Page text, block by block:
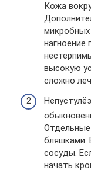
Кожа
микробных
нагноение
высокую
сложно
бляшками.
сосуды.
начать